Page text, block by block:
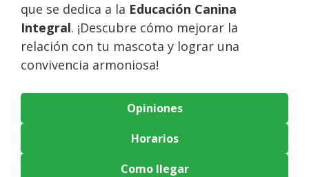
que se dedica a la Educación Canina
Integral. ¡Descubre cómo mejorar la
relación con tu mascota y lograr una
convivencia armoniosa!
Opiniones
Horarios
Como llegar